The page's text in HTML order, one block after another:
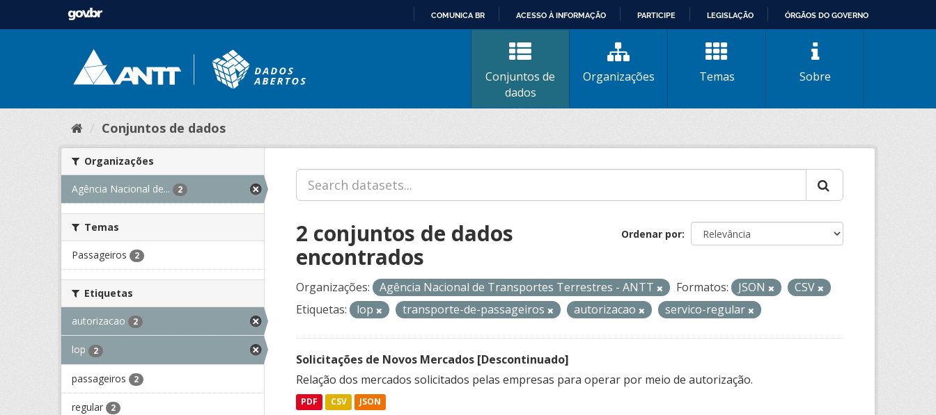
CONTEÚDO
COMUNICA BR ACESSO À INFORMAÇÃO PARTICIPE LEGISLAÇÃO ÓRGÃOS DO GOVERNO
Conjuntos de
dados
Organizações Temas Sobre
Conjuntos de dados
Organizações
Agência Nacional de... 2
Temas
Passageiros 2
Etiquetas
autorizacao 2
lop 2
passageiros 2
regular 2
Ordenar por
2 conjuntos de dados
encontrados
Organizações: Agência Nacional de Transportes Terrestres - ANTT Formatos: JSON
CSV
Etiquetas:
lop transporte-de-passageiros autorizacao servico-regular
Solicitações de Novos Mercados [Descontinuado]
Relação dos mercados solicitados pelas empresas para operar por meio de autorização.
PDF CSV JSON